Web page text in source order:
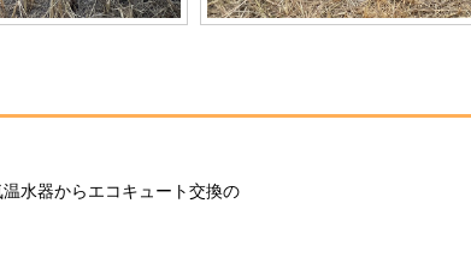
水器からエコキュート交換の